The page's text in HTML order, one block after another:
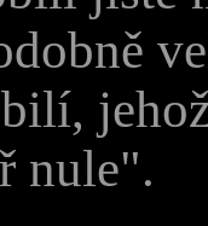
nule".